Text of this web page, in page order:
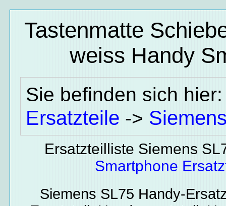
Tastenmatte
weiss Handy
Sie befinden sich
Ersatzteile ->
Ersatzteilliste Siemens
Smartphone
Siemens SL75 Handy-